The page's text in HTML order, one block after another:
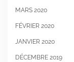
MARS 2020
FÉVRIER 2020
JANVIER 2020
DÉCEMBRE 2019